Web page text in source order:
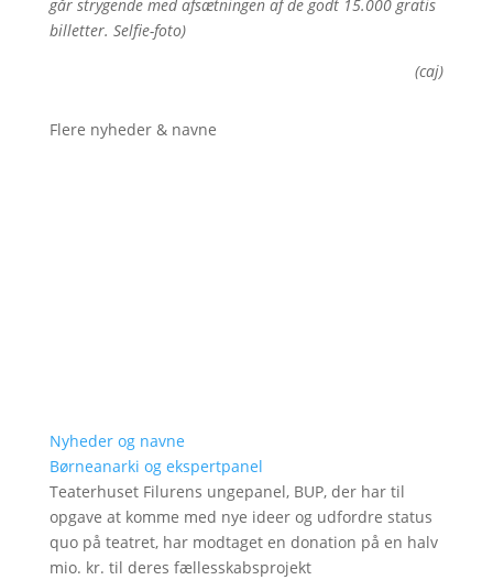
går strygende med afsætningen af de godt 15.000 gratis
billetter. Selfie-foto)
(caj)
Flere nyheder & navne
Nyheder og navne
Børneanarki og ekspertpanel
Teaterhuset Filurens ungepanel, BUP, der har til
opgave at komme med nye ideer og udfordre status
quo på teatret, har modtaget en donation på en halv
mio. kr. til deres fællesskabsprojekt